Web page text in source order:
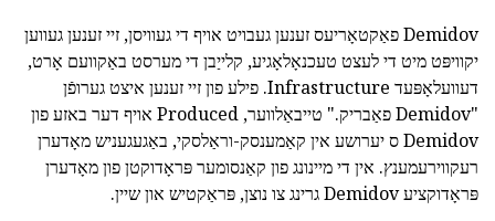
Demidov פאַקטאָריעס זענען געבויט אויף די געוויסן, זיי זענען געווען
יקוויפּט מיט די לעצט טעכנאָלאָגיע, קלייַבן די מערסט באַקוועם אָרט,
דעוועלאָפּעד Infrastructure. פילע פון זיי זענען איצט גערופֿן
"Demidov פאַבריק." טייבאַלווער, Produced אויף דער באזע פון
Demidov ס יערושע אין קאַמענסק-וראַלסקי, באַגעגעניש מאָדערן
רעקווירעמענץ. אין די מיינונג פון קאַנסומער פּראָדוקטן פון מאָדערן
פּראָדוקציע Demidov גרינג צו נוצן, פּראַקטיש און שיין.